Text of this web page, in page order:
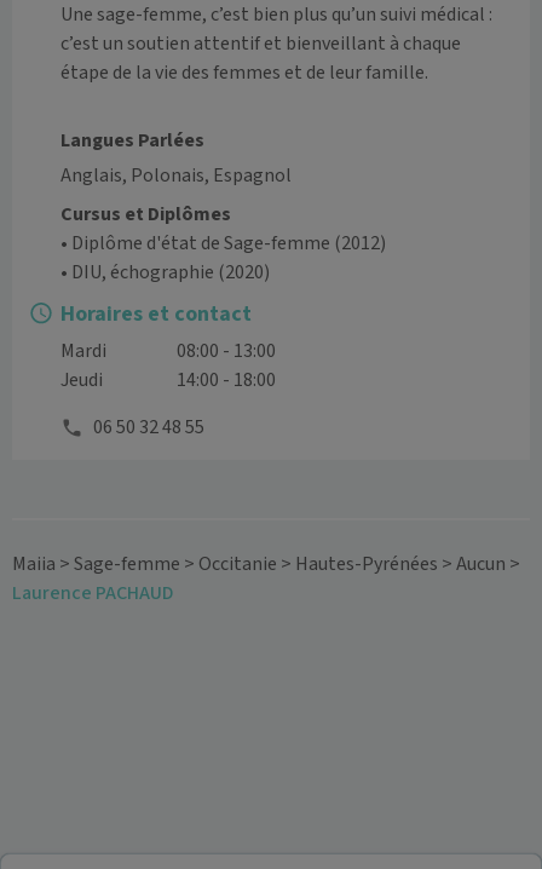
Une sage-femme, c’est bien plus qu’un suivi médical :
c’est un soutien attentif et bienveillant à chaque
étape de la vie des femmes et de leur famille.
Langues Parlées
Anglais, Polonais, Espagnol
Cursus et Diplômes
• Diplôme d'état de Sage-femme (2012)
• DIU, échographie (2020)
Horaires et contact
Mardi
08:00 - 13:00
Jeudi
14:00 - 18:00
06 50 32 48 55
Maiia >Sage-femme > Occitanie > Hautes-Pyrénées >Aucun >
Laurence PACHAUD